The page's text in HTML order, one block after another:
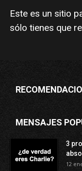
Este es un sitio
sólo tienes que
MENSAJES
3
12